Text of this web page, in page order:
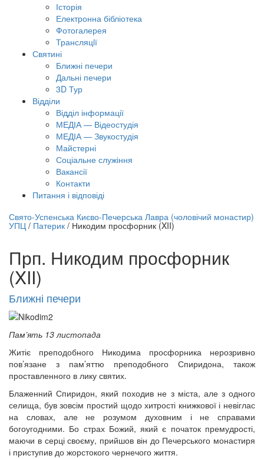
Історія
Електронна бібліотека
Фотогалерея
Трансляцiї
Святині
Ближні печери
Дальні печери
3D Тур
Відділи
Відділ інформації
МЕДІА — Відеостудія
МЕДІА — Звукостудія
Майстерні
Соціальне служіння
Вакансії
Контакти
Питання і відповіді
трансляція |
12 вересня
Свято-Успенська Києво-Печерська Лавра (чоловічий монастир)
УПЦ / Патерик / Никодим просфорник (XII)
Прп. Никодим просфорник
(XII)
Ближні печери
Пам’ять 13 листопада
Житіє преподобного Никодима просфорника нерозривно
пов’язане з пам’яттю преподобного Спиридона, також
проставленного в лику святих.
Блаженний Спиридон, який походив не з міста, але з одного
селища, був зовсім простий щодо хитрості книжкової і невіглас
на словах, але не розумом духовним і не справами
богоугодними. Бо страх Божий, який є початок премудрості,
маючи в серці своєму, прийшов він до Печерського монастиря
і приступив до жорстокого чернечого життя.